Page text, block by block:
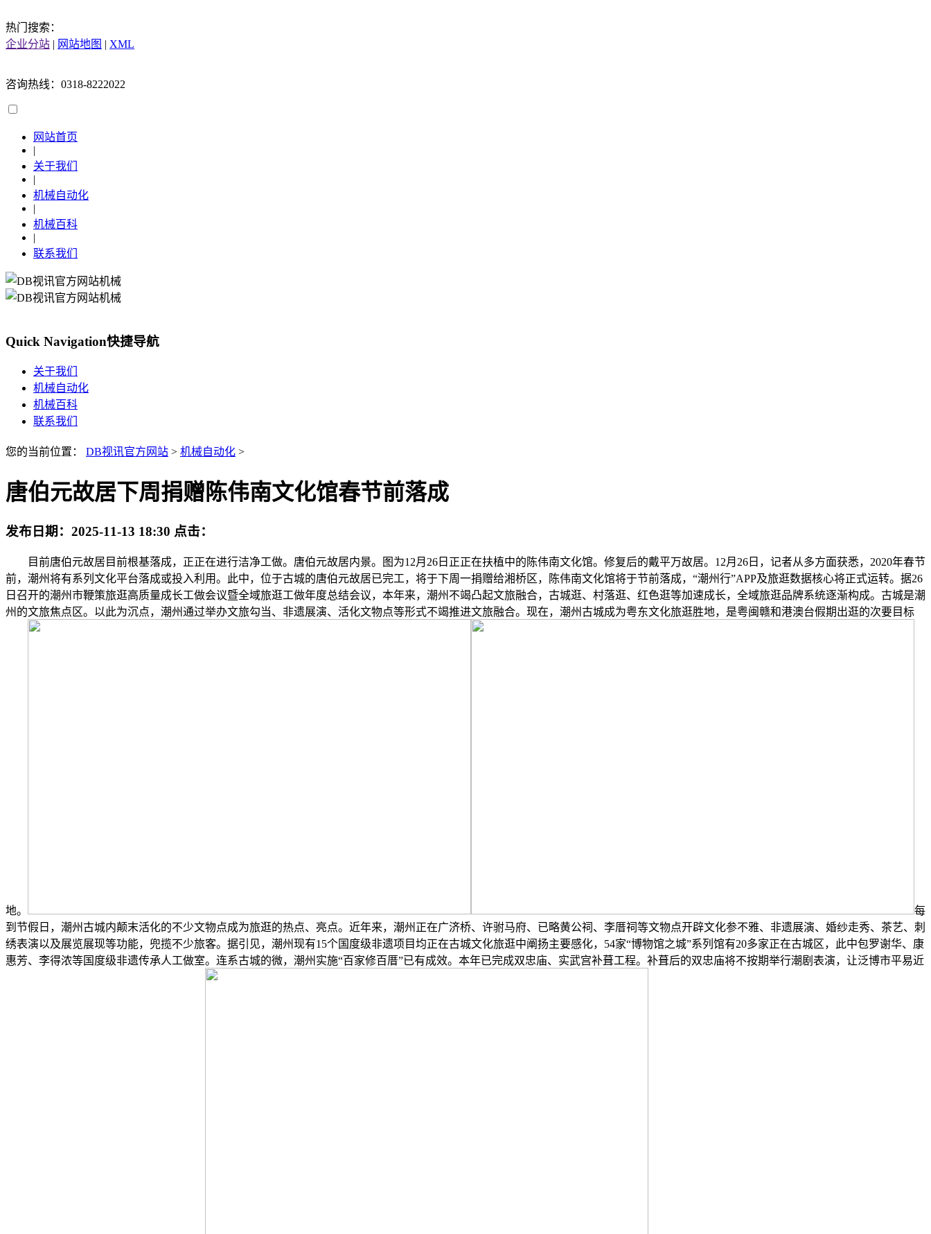
热门搜索：
企业分站 | 网站地图 | XML
咨询热线：0318-8222022
网站首页
|
关于我们
|
机械自动化
|
机械百科
|
联系我们
Quick Navigation快捷导航
关于我们
机械自动化
机械百科
联系我们
您的当前位置： DB视讯官方网站 > 机械自动化 >
唐伯元故居下周捐赠陈伟南文化馆春节前落成
发布日期： 2025-11-13 18:30 点击：
目前唐伯元故居目前根基落成，正正在进行洁净工做。唐伯元故居内景。图为12月26日正正在扶植中的陈伟南文化馆。修复后的戴平万故居。12月26日，记者从多方面获悉，2020年春节
前，潮州将有系列文化平台落成或投入利用。此中，位于古城的唐伯元故居已完工，将于下周一捐赠给湘桥区，陈伟南文化馆将于节前落成，“潮州行”APP及旅逛数据核心将正式运转。据26
日召开的潮州市鞭策旅逛高质量成长工做会议暨全域旅逛工做年度总结会议，本年来，潮州不竭凸起文旅融合，古城逛、村落逛、红色逛等加速成长，全域旅逛品牌系统逐渐构成。古城是潮
州的文旅焦点区。以此为沉点，潮州通过举办文旅勾当、非遗展演、活化文物点等形式不竭推进文旅融合。现在，潮州古城成为粤东文化旅逛胜地，是粤闽赣和港澳台假期出逛的次要目标
地。
每
到节假日，潮州古城内颠末活化的不少文物点成为旅逛的热点、亮点。近年来，潮州正在广济桥、许驸马府、已略黄公祠、李厝祠等文物点开辟文化参不雅、非遗展演、婚纱走秀、茶艺、刺
绣表演以及展览展现等功能，兜揽不少旅客。据引见，潮州现有15个国度级非遗项目均正在古城文化旅逛中阐扬主要感化，54家“博物馆之城”系列馆有20多家正在古城区，此中包罗谢华、康
惠芳、李得浓等国度级非遗传承人工做室。连系古城的微，潮州实施“百家修百厝”已有成效。本年已完成双忠庙、实武宫补葺工程。补葺后的双忠庙将不按期举行潮剧表演，让泛博市平易近